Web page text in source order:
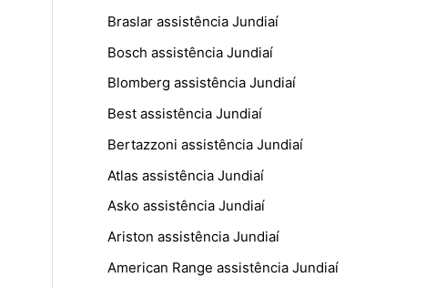
Braslar assistência Jundiaí
Bosch assistência Jundiaí
Blomberg assistência Jundiaí
Best assistência Jundiaí
Bertazzoni assistência Jundiaí
Atlas assistência Jundiaí
Asko assistência Jundiaí
Ariston assistência Jundiaí
American Range assistência Jundiaí